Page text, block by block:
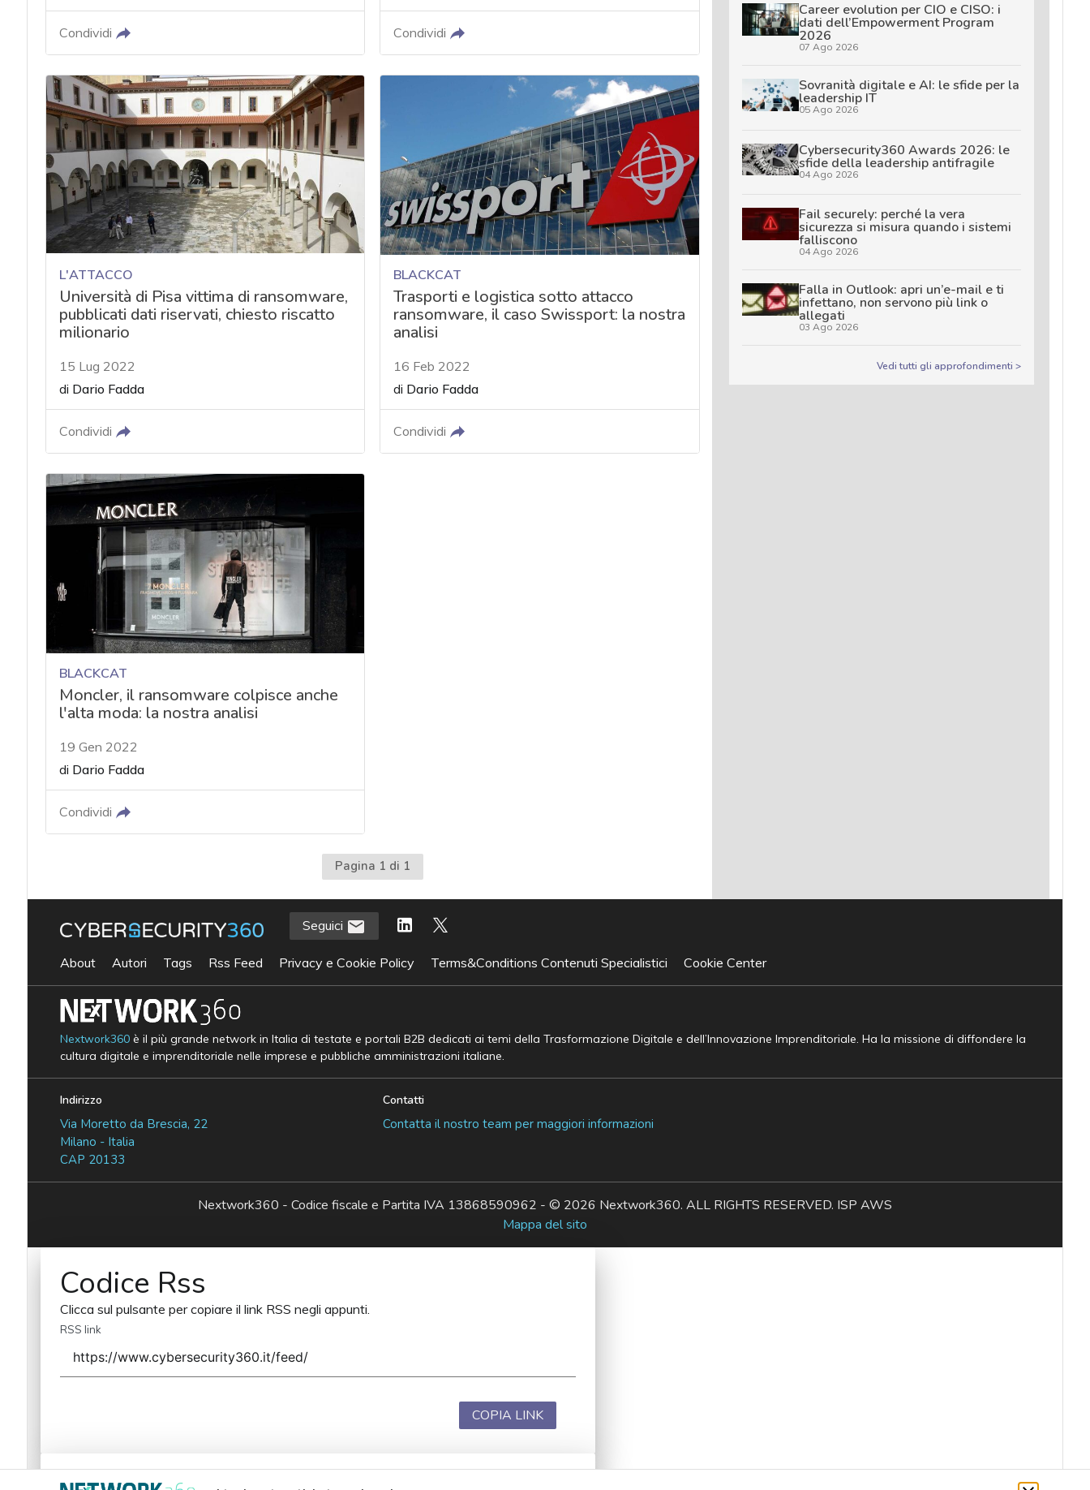
Condividi Condividi
L'ATTACCO
Università di Pisa vittima di ransomware,
pubblicati dati riservati, chiesto riscatto
milionario
15 Lug 2022
di Dario Fadda
Condividi
BLACKCAT
Trasporti e logistica sotto attacco
ransomware, il caso Swissport: la nostra
analisi
16 Feb 2022
di Dario Fadda
Condividi
BLACKCAT
Moncler, il ransomware colpisce anche
l'alta moda: la nostra analisi
19 Gen 2022
di Dario Fadda
Condividi
Pagina 1 di 1
Career evolution per CIO e CISO: i
dati dell’Empowerment Program
2026
07 Ago 2026
Sovranità digitale e AI: le sfide per la
leadership IT
05 Ago 2026
Cybersecurity360 Awards 2026: le
sfide della leadership antifragile
04 Ago 2026
Fail securely: perché la vera
sicurezza si misura quando i sistemi
falliscono
04 Ago 2026
Falla in Outlook: apri un’e-mail e ti
infettano, non servono più link o
allegati
03 Ago 2026
Vedi tutti gli approfondimenti >
Seguici
About Autori Tags Rss Feed Privacy e Cookie Policy Terms&Conditions Contenuti Specialistici Cookie Center
Nextwork360è il più grande network in Italia di testate e portali B2B dedicati ai temi della Trasformazione Digitale e dell’Innovazione Imprenditoriale. Ha la missione di diffondere la
cultura digitale e imprenditoriale nelle imprese e pubbliche amministrazioni italiane.
Indirizzo
Via Moretto da Brescia, 22
Milano - Italia
CAP 20133
Contatti
Contatta il nostro team per maggiori informazioni
Nextwork360 - Codice fiscale e Partita IVA 13868590962 - © 2026 Nextwork360. ALL RIGHTS RESERVED. ISP AWS
Mappa del sito
Codice Rss
Clicca sul pulsante per copiare il link RSS negli appunti.
RSS link
COPIA LINK